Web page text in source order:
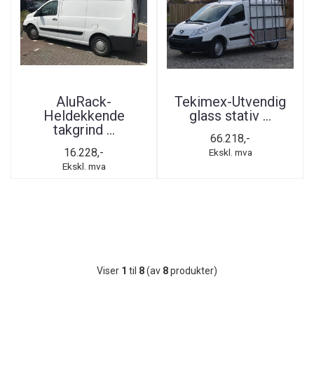
AluRack-
Heldekkende
takgrind ...
16.228,-
Ekskl. mva
Tekimex-Utvendig
glass stativ ...
66.218,-
Ekskl. mva
Viser 1 til 8(av 8produkter)